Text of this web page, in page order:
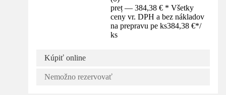
preț — 384,38 € * Všetky
ceny vr. DPH a bez nákladov
na prepravu pe ks384,38 €*/
ks
Kúpiť online
Nemožno rezervovať